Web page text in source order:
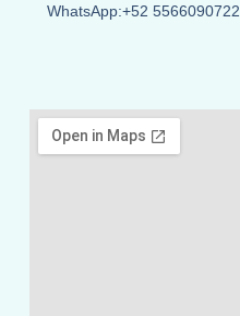
WhatsApp:+52 5566090722